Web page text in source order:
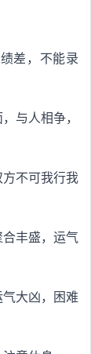
差，不能录
与人相争，
不可我行我
丰盛，运气
大凶，困难